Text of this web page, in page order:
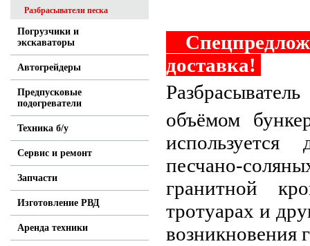
доставка!
объёмом
используется
песчано-
гранитной
тротуарах и
возникновения
Разбрасыватели песка
Погрузчики и
экскаваторы
Автогрейдеры
Предпусковые
подогреватели
Техника б/у
Сервис и ремонт
Запчасти
Изготовление РВД
Аренда техники